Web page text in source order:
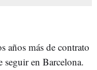
años más de contrato
seguir en Barcelona.